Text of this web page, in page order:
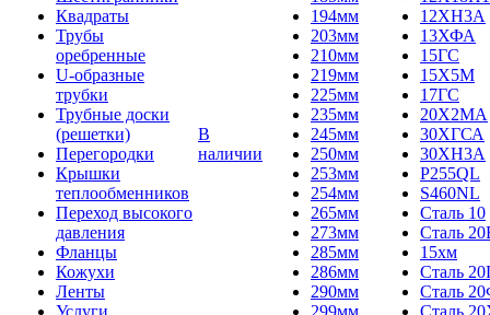
Квадраты
Трубы
оребренные
U-образные
трубки
Трубные доски
(решетки)
Перегородки
Крышки
теплообменников
Переход высокого
давления
Фланцы
Кожухи
Ленты
Услуги
В
наличии
194мм
203мм
210мм
219мм
225мм
235мм
245мм
250мм
253мм
254мм
265мм
273мм
285мм
286мм
290мм
299мм
12ХН3А
13ХФА
15ГС
15Х5М
17ГС
20Х2МА
30ХГСА
30ХН3А
P255QL
S460NL
Сталь 10
Сталь
15хм
Сталь
Сталь
Сталь